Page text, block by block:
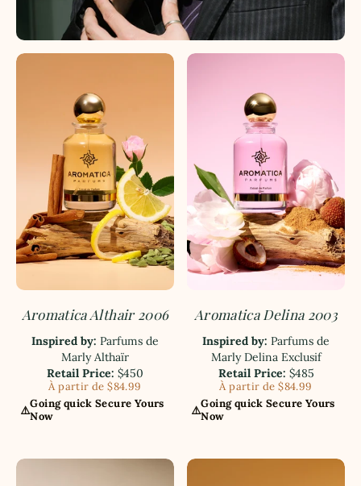
Aromatica Althair 2006
Inspired by: Parfums de
Marly Althaïr
Retail Price: $450
À partir de $84.99
⚠️Going quick Secure Yours
Now
Aromatica Delina 2003
Inspired by: Parfums de
Marly Delina Exclusif
Retail Price: $485
À partir de $84.99
⚠️Going quick Secure Yours
Now